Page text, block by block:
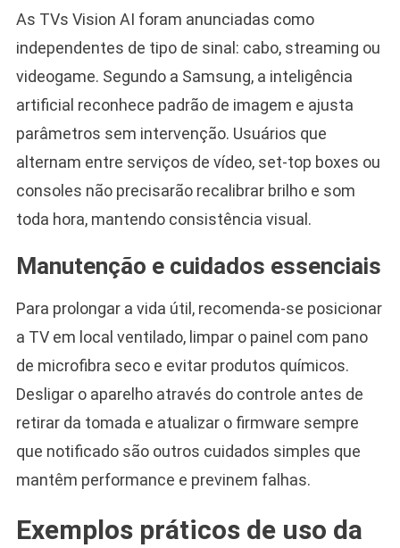
As TVs Vision AI foram anunciadas como
independentes de tipo de sinal: cabo, streaming ou
videogame. Segundo a Samsung, a inteligência
artificial reconhece padrão de imagem e ajusta
parâmetros sem intervenção. Usuários que
alternam entre serviços de vídeo, set-top boxes ou
consoles não precisarão recalibrar brilho e som
toda hora, mantendo consistência visual.
Manutenção e cuidados essenciais
Para prolongar a vida útil, recomenda-se posicionar
a TV em local ventilado, limpar o painel com pano
de microfibra seco e evitar produtos químicos.
Desligar o aparelho através do controle antes de
retirar da tomada e atualizar o firmware sempre
que notificado são outros cuidados simples que
mantêm performance e previnem falhas.
Exemplos práticos de uso da